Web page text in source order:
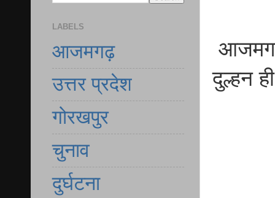
दुल्हन
LABELS
आजमगढ़
उत्तर प्रदेश
गोरखपुर
चुनाव
दुर्घटना